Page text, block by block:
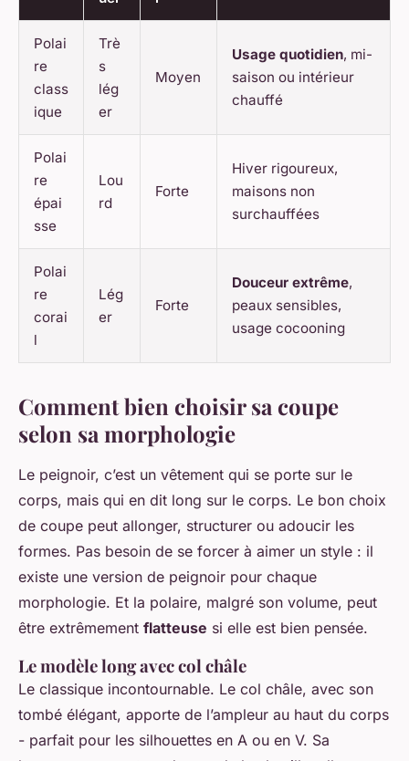
Polai
re
class
ique
Trè
s
lég
er
Moyen
Usage quotidien, mi-
saison ou intérieur
chauffé
Polai
re
épai
sse
Lou
rd
Forte
Hiver rigoureux,
maisons non
surchauffées
Polai
re
corai
l
Lég
er
Forte
Douceur extrême,
peaux sensibles,
usage cocooning
Comment bien choisir sa coupe
selon sa morphologie
Le peignoir, c’est un vêtement qui se porte sur le
corps, mais qui en dit long sur le corps. Le bon choix
de coupe peut allonger, structurer ou adoucir les
formes. Pas besoin de se forcer à aimer un style : il
existe une version de peignoir pour chaque
morphologie. Et la polaire, malgré son volume, peut
être extrêmement flatteuse si elle est bien pensée.
Le modèle long avec col châle
Le classique incontournable. Le col châle, avec son
tombé élégant, apporte de l’ampleur au haut du corps
- parfait pour les silhouettes en A ou en V. Sa